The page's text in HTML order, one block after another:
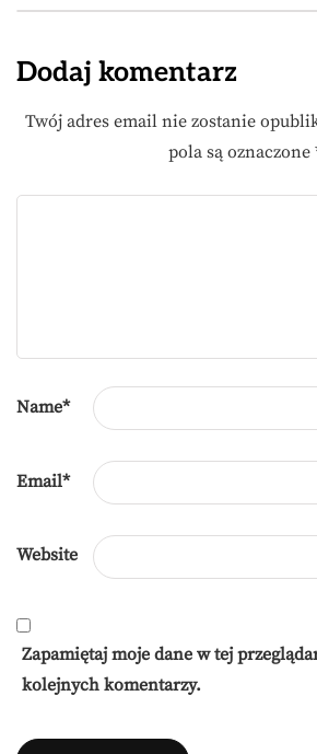
Dodaj komentarz
Twój adres email nie zostanie
pola są oznaczone
Name*
Email*
Website
Zapamiętaj moje dane w tej
kolejnych komentarzy.